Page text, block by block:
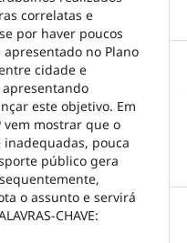
correlatas e
por haver poucos
no Plano
cidade e
este objetivo. Em
mostrar que o
pouca
público gera
o assunto e servirá
CHAVE: